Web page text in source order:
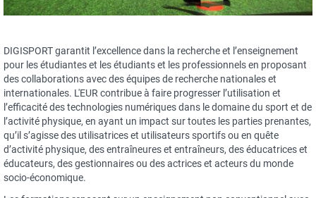
DIGISPORT garantit l’excellence dans la recherche et l’enseignement
pour les étudiantes et les étudiants et les professionnels en proposant
des collaborations avec des équipes de recherche nationales et
internationales. L'EUR contribue à faire progresser l’utilisation et
l’efficacité des technologies numériques dans le domaine du sport et de
l’activité physique, en ayant un impact sur toutes les parties prenantes,
qu’il s’agisse des utilisatrices et utilisateurs sportifs ou en quête
d’activité physique, des entraîneures et entraîneurs, des éducatrices et
éducateurs, des gestionnaires ou des actrices et acteurs du monde
socio-économique.